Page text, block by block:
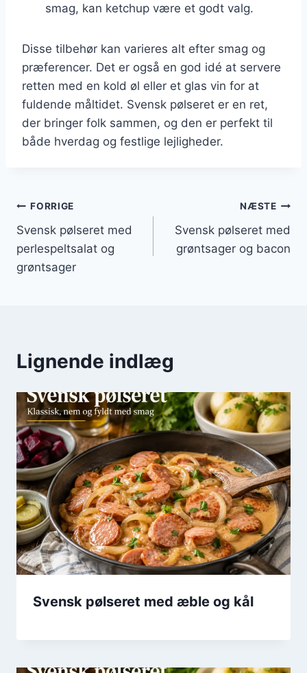
smag, kan ketchup være et godt valg.
Disse tilbehør kan varieres alt efter smag og
præferencer. Det er også en god idé at servere
retten med en kold øl eller et glas vin for at
fuldende måltidet. Svensk pølseret er en ret,
der bringer folk sammen, og den er perfekt til
både hverdag og festlige lejligheder.
Indlægsnavigation
FORRIGE
Svensk pølseret med
perlespeltsalat og
grøntsager
NÆSTE
Svensk pølseret med
grøntsager og bacon
Lignende indlæg
Svensk pølseret med æble og kål